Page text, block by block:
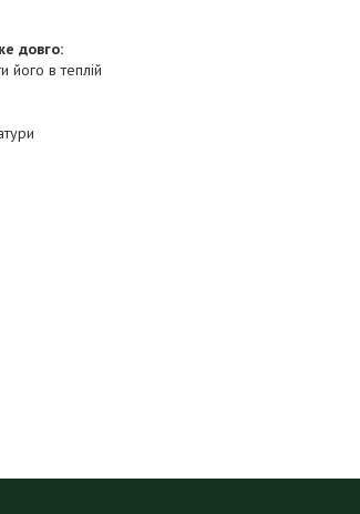
довго:
його в теплій